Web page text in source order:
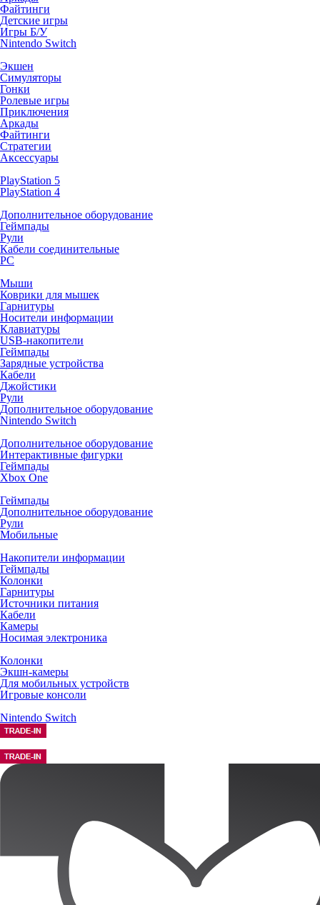
Файтинги
Детские игры
Игры Б/У
Nintendo Switch
Экшен
Симуляторы
Гонки
Ролевые игры
Приключения
Аркады
Файтинги
Стратегии
Аксессуары
PlayStation 5
PlayStation 4
Дополнительное оборудование
Геймпады
Рули
Кабели соединительные
PC
Мыши
Коврики для мышек
Гарнитуры
Носители информации
Клавиатуры
USB-накопители
Геймпады
Зарядные устройства
Кабели
Джойстики
Рули
Дополнительное оборудование
Nintendo Switch
Дополнительное оборудование
Интерактивные фигурки
Геймпады
Xbox One
Геймпады
Дополнительное оборудование
Рули
Мобильные
Накопители информации
Геймпады
Колонки
Гарнитуры
Источники питания
Кабели
Камеры
Носимая электроника
Колонки
Экшн-камеры
Для мобильных устройств
Игровые консоли
Nintendo Switch